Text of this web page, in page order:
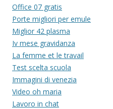
Office 07 gratis
Porte migliori per emule
Miglior 42 plasma
Iv mese gravidanza
La femme et le travail
Test scelta scuola
Immagini di venezia
Video oh maria
Lavoro in chat